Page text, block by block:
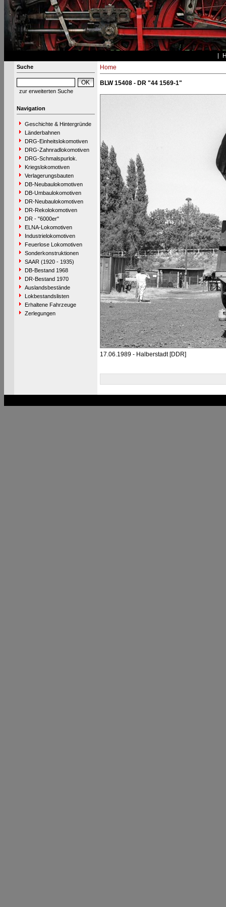
Suche
zur erweiterten Suche
Navigation
Geschichte & Hintergründe
Länderbahnen
DRG-Einheitslokomotiven
DRG-Zahnradlokomotiven
DRG-Schmalspurlok.
Kriegslokomotiven
Verlagerungsbauten
DB-Neubaulokomotiven
DB-Umbaulokomotiven
DR-Neubaulokomotiven
DR-Rekolokomotiven
DR - "6000er"
ELNA-Lokomotiven
Industrielokomotiven
Feuerlose Lokomotiven
Sonderkonstruktionen
SAAR (1920 - 1935)
DB-Bestand 1968
DR-Bestand 1970
Auslandsbestände
Lokbestandslisten
Erhaltene Fahrzeuge
Zerlegungen
Home
BLW 15408 - DR "44 1569-1"
17.06.1989 - Halberstadt [DDR]